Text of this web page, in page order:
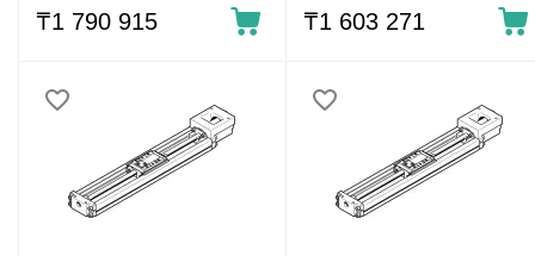
₸1 790 915 ₸1 603 271